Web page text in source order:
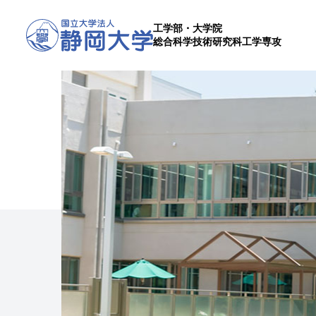
工学部・大学院
総合科学技術研究科工学専攻